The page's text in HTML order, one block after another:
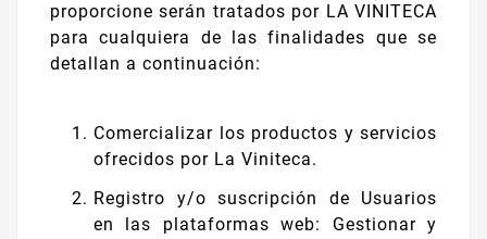
proporcione serán tratados por LA VINITECA
para cualquiera de las finalidades que se
detallan a continuación:
Comercializar los productos y servicios
ofrecidos por La Viniteca.
Registro y/o suscripción de Usuarios
en las plataformas web: Gestionar y